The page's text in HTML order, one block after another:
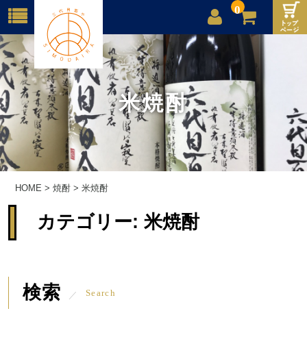
0
店舗案内
ご利用案内
送料
お問合せ
米焼酎
HOME >焼酎 >米焼酎
カテゴリー:米焼酎
検索 Search